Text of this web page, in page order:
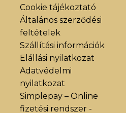
Cookie tájékoztató
Általános szerződési
feltételek
Szállítási információk
Elállási nyilatkozat
Adatvédelmi
nyilatkozat
Simplepay – Online
fizetési rendszer -